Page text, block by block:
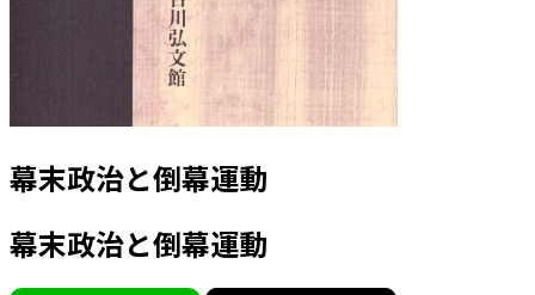
幕末政治と倒幕運動
幕末政治と倒幕運動